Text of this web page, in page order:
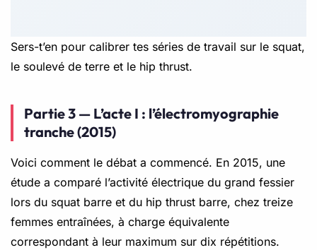
Sers-t’en pour calibrer tes séries de travail sur le squat,
le soulevé de terre et le hip thrust.
Partie 3 — L’acte I : l’électromyographie
tranche (2015)
Voici comment le débat a commencé. En 2015, une
étude a comparé l’activité électrique du grand fessier
lors du squat barre et du hip thrust barre, chez treize
femmes entraînées, à charge équivalente
correspondant à leur maximum sur dix répétitions.